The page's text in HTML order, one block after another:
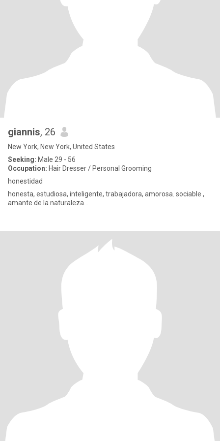
giannis, 26
New York, New York, United States
Seeking: Male 29 - 56
Occupation: Hair Dresser / Personal Grooming
honestidad
honesta, estudiosa, inteligente, trabajadora, amorosa. sociable ,
amante de la naturaleza...